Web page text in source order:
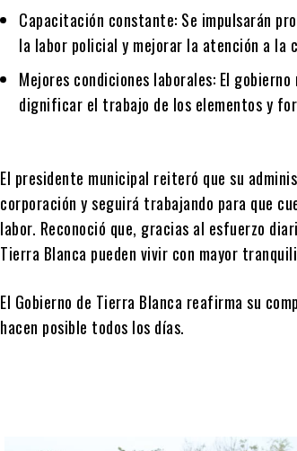
Capacitación constante: Se impulsarán
la labor policial y mejorar la atención a la
Mejores condiciones laborales: El
dignificar el trabajo de los elementos y
El presidente municipal reiteró que su
corporación y seguirá trabajando para que
labor. Reconoció que, gracias al esfuerzo
Tierra Blanca pueden vivir con mayor
El Gobierno de Tierra Blanca reafirma su
hacen posible todos los días.